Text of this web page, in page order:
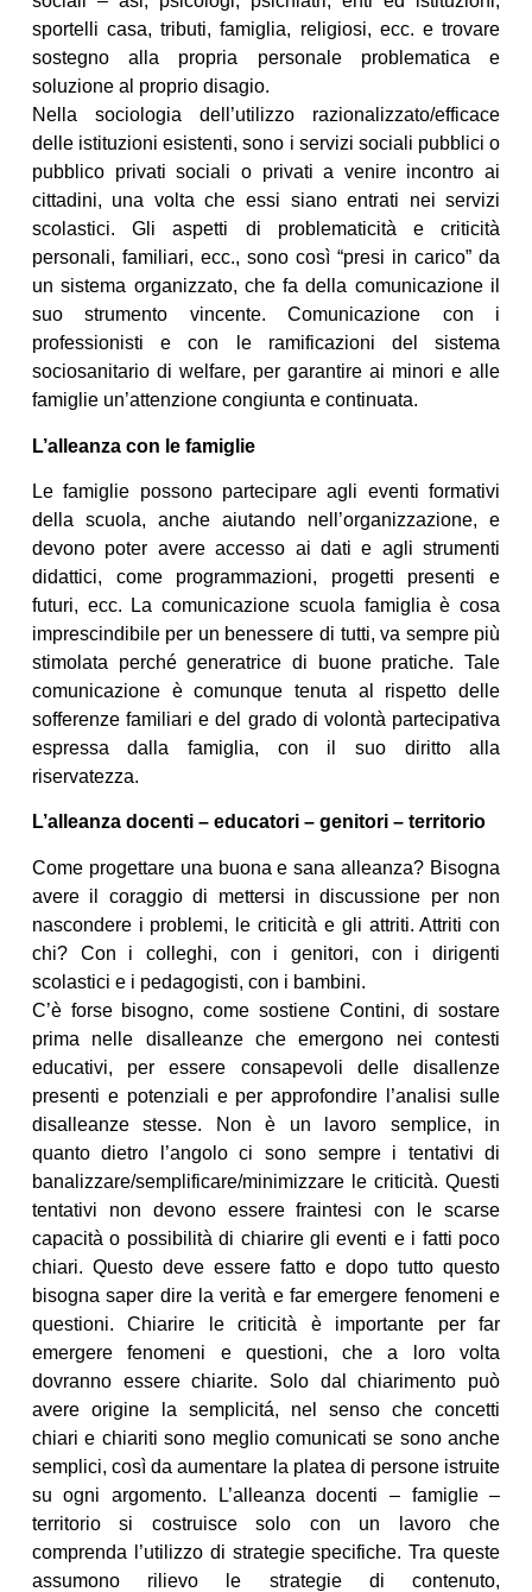
sportelli casa, tributi, famiglia, religiosi, ecc. e trovare
sostegno alla propria personale problematica e
soluzione al proprio disagio.
Nella sociologia dell’utilizzo razionalizzato/efficace
delle istituzioni esistenti, sono i servizi sociali pubblici o
pubblico privati sociali o privati a venire incontro ai
cittadini, una volta che essi siano entrati nei servizi
scolastici. Gli aspetti di problematicità e criticità
personali, familiari, ecc., sono così “presi in carico” da
un sistema organizzato, che fa della comunicazione il
suo strumento vincente. Comunicazione con i
professionisti e con le ramificazioni del sistema
sociosanitario di welfare, per garantire ai minori e alle
famiglie un’attenzione congiunta e continuata.
L’alleanza con le famiglie
Le famiglie possono partecipare agli eventi formativi
della scuola, anche aiutando nell’organizzazione, e
devono poter avere accesso ai dati e agli strumenti
didattici, come programmazioni, progetti presenti e
futuri, ecc. La comunicazione scuola famiglia è cosa
imprescindibile per un benessere di tutti, va sempre più
stimolata perché generatrice di buone pratiche. Tale
comunicazione è comunque tenuta al rispetto delle
sofferenze familiari e del grado di volontà partecipativa
espressa dalla famiglia, con il suo diritto alla
riservatezza.
L’alleanza docenti – educatori – genitori – territorio
Come progettare una buona e sana alleanza? Bisogna
avere il coraggio di mettersi in discussione per non
nascondere i problemi, le criticità e gli attriti. Attriti con
chi? Con i colleghi, con i genitori, con i dirigenti
scolastici e i pedagogisti, con i bambini.
C’è forse bisogno, come sostiene Contini, di sostare
prima nelle disalleanze che emergono nei contesti
educativi, per essere consapevoli delle disallenze
presenti e potenziali e per approfondire l’analisi sulle
disalleanze stesse. Non è un lavoro semplice, in
quanto dietro l’angolo ci sono sempre i tentativi di
banalizzare/semplificare/minimizzare le criticità. Questi
tentativi non devono essere fraintesi con le scarse
capacità o possibilità di chiarire gli eventi e i fatti poco
chiari. Questo deve essere fatto e dopo tutto questo
bisogna saper dire la verità e far emergere fenomeni e
questioni. Chiarire le criticità è importante per far
emergere fenomeni e questioni, che a loro volta
dovranno essere chiarite. Solo dal chiarimento può
avere origine la semplicitá, nel senso che concetti
chiari e chiariti sono meglio comunicati se sono anche
semplici, così da aumentare la platea di persone istruite
su ogni argomento. L’alleanza docenti – famiglie –
territorio si costruisce solo con un lavoro che
comprenda l’utilizzo di strategie specifiche. Tra queste
assumono rilievo le strategie di contenuto,